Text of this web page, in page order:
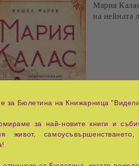
Мария
на нейната
за Бюлетина на Книжарница
за най-новите книги и
живот,